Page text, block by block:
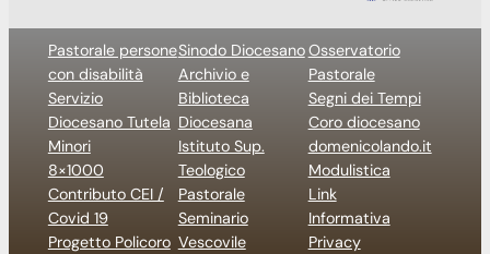
Pastorale persone
con disabilità
Servizio
Diocesano Tutela
Minori
8×1000
Contributo CEI /
Covid 19
Progetto Policoro
Sinodo Diocesano
Archivio e
Biblioteca
Diocesana
Istituto Sup.
Teologico
Pastorale
Seminario
Vescovile
Osservatorio
Pastorale
Segni dei Tempi
Coro diocesano
domenicolando.it
Modulistica
Link
Informativa
Privacy